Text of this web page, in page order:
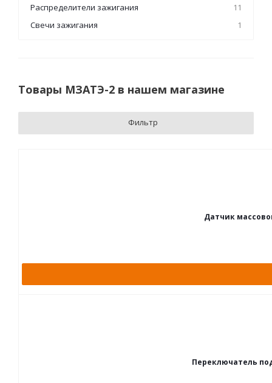
Распределители зажигания
11
Свечи зажигания
1
Товары МЗАТЭ-2 в нашем магазине
Фильтр
Датчик
Переключатель